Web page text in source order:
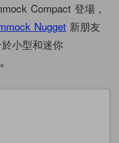
Compact 登場，
Nugget 新朋友
小型和迷你